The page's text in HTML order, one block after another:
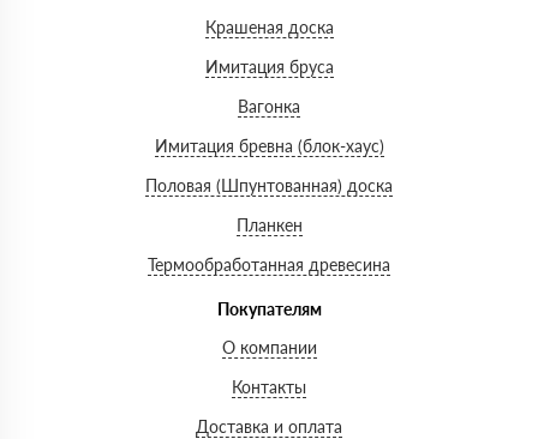
Крашеная доска
Имитация бруса
Вагонка
Имитация бревна (блок-хаус)
Половая (Шпунтованная) доска
Планкен
Термообработанная древесина
Покупателям
О компании
Контакты
Доставка и оплата